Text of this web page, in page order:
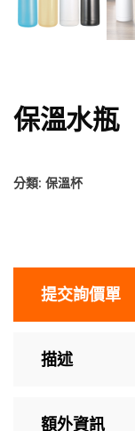
保溫水瓶
分類: 保溫杯
提交詢價單
描述
額外資訊